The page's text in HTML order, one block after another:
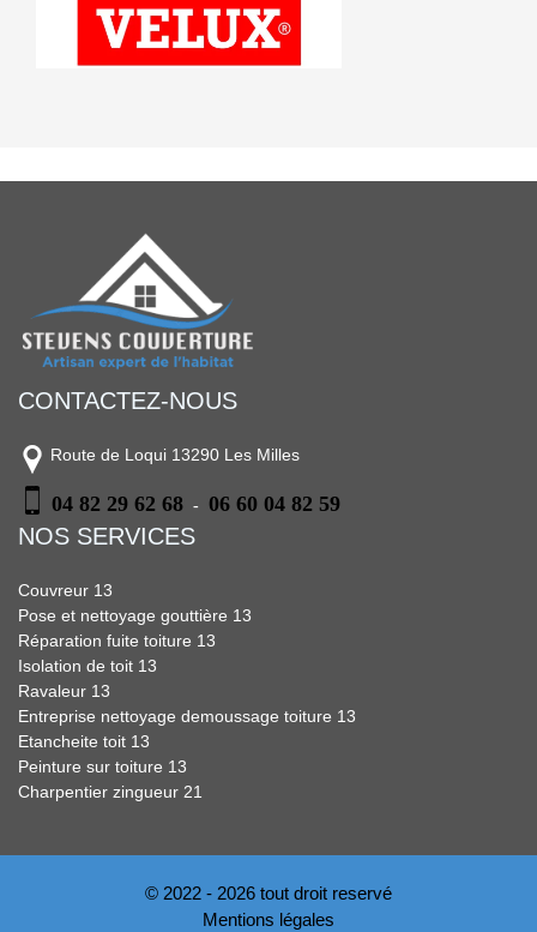
CONTACTEZ-NOUS
Route de Loqui 13290 Les Milles
04 82 29 62 68 - 06 60 04 82 59
NOS SERVICES
Couvreur 13
Pose et nettoyage gouttière 13
Réparation fuite toiture 13
Isolation de toit 13
Ravaleur 13
Entreprise nettoyage demoussage toiture 13
Etancheite toit 13
Peinture sur toiture 13
Charpentier zingueur 21
© 2022 - 2026 tout droit reservé
Mentions légales